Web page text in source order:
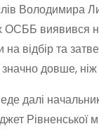
Володимира
ОСББ виявився
на відбір та
довше, ніж
далі
Рівненської